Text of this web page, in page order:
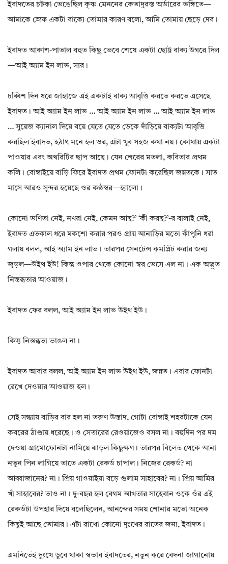
ইবাদতের চটকা ভেঙেছিল কৃষ্ণ মেননের কেতাদুরস্ত অর্ডারের ভঙ্গিতে—
আমাকে স্রেফ একটা বাক্যে তোমার কারণ বলো, আমি তোমায় ছেড়ে দেব।
ইবাদত আকাশ-পাতাল বহুত কিছু ভেবে শেষে একটা ছোট্ট বাক্য উগরে দিল
—আই অ্যাম ইন লাভ, স্যর।
চব্বিশ দিন ধরে জাহাজে এই একটাই বাক্য আবৃত্তি করতে করতে এসেছে
ইবাদত। আই অ্যাম ইন লাভ … আই অ্যাম ইন লাভ … আই অ্যাম ইন লাভ
… সুয়েজ ক্যানাল দিয়ে বয়ে যেতে যেতে ডেকে দাঁড়িয়ে বাক্যটা আবৃত্তি
করছিল ইবাদত, হঠাৎ মনে হল ওর, এটা খুব সহজ কথা নয়। কোথায় একটা
পাওয়ার এবং অথরিটির ছাপ আছে। যেন শেরের মতলা, কবিতার প্রথম
কলি। বোম্বাইয়ে বাড়ি ফিরে ইবাদত প্রথম ফোনটা করেছিল জন্নতকে। সাত
মাসে আরও সুন্দর হয়েছে ওর কণ্ঠস্বর—হ্যালো।
কোনো ভণিতা নেই, নখরা নেই, কেমন আছ?’ ‘কী করছ?’-র বালাই নেই,
ইবাদত এতকাল ধরে মকশো করার পরও প্রায় আনাড়ির মতো কাঁপুনি ধরা
গলায় বলল, আই অ্যাম ইন লাভ। তারপর সেনটেন্স কমপ্লিট করার জন্য
জুড়ল—উইথ ইউ! কিন্তু ওপার থেকে কোনো স্বর ভেসে এল না। এক অদ্ভুত
নিস্তব্ধতার আওয়াজ।
ইবাদত ফের বলল, আই অ্যাম ইন লাভ উইথ ইউ।
কিন্তু নিস্তব্ধতা ভাঙল না।
ইবাদত আবার বলল, আই অ্যাম ইন লাভ উইথ ইউ, জন্নত। এবার ফোনটা
রেখে দেওয়ার আওয়াজ হল।
সেই সন্ধ্যায় বাড়ির বার হল না তরুণ উস্তাদ, গোটা বোম্বাই শহরটাকে যেন
কবরের ঠাণ্ডায় ধরেছে। ও সেতারের রেওয়াজেও বসল না। বহুদিন পর দম
দেওয়া গ্রামোফোনটা নামিয়ে ঝাড়ল কিছুক্ষণ। তারপর বিলেত থেকে আনা
নতুন পিন লাগিয়ে তাতে একটা রেকর্ড চাপাল। নিজের রেকর্ড? না
আব্বাজানের? না। প্রিয় গাওয়াইয়া বড়ে গুলাম সাহাবের? না। প্রিয় আমির
খাঁ সাহাবের? তাও না। দু-বছর হল বেগম আখতার সাহেবান ওকে ওঁর এই
রেকর্ডটা উপহার দিয়ে বলেছিলেন, আনন্দের সময় শোনার মতো অনেক
কিছুই আছে তোমার। এটা রাখো কোনো দুঃখের রাতের জন্য, ইবাদত।
এমনিতেই দুঃখে ডুবে থাকা স্বভাব ইবাদতের, নতুন করে বেদনা জাগানোয়